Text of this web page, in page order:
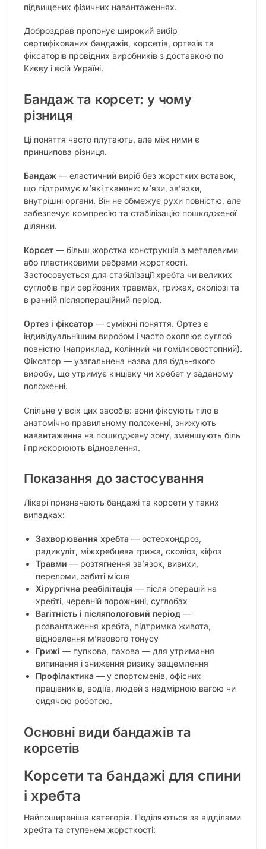
підвищених фізичних навантаженнях.
Доброздрав пропонує широкий вибір
сертифікованих бандажів, корсетів, ортезів та
фіксаторів провідних виробників з доставкою по
Києву і всій Україні.
Бандаж та корсет: у чому
різниця
Ці поняття часто плутають, але між ними є
принципова різниця.
Бандаж — еластичний виріб без жорстких вставок,
що підтримує м’які тканини: м’язи, зв’язки,
внутрішні органи. Він не обмежує рухи повністю, але
забезпечує компресію та стабілізацію пошкодженої
ділянки.
Корсет — більш жорстка конструкція з металевими
або пластиковими ребрами жорсткості.
Застосовується для стабілізації хребта чи великих
суглобів при серйозних травмах, грижах, сколіозі та
в ранній післяопераційний період.
Ортез і фіксатор — суміжні поняття. Ортез є
індивідуальнішим виробом і часто охоплює суглоб
повністю (наприклад, колінний чи гомілковостопний).
Фіксатор — узагальнена назва для будь-якого
виробу, що утримує кінцівку чи хребет у заданому
положенні.
Спільне у всіх цих засобів: вони фіксують тіло в
анатомічно правильному положенні, знижують
навантаження на пошкоджену зону, зменшують біль
і прискорюють відновлення.
Показання до застосування
Лікарі призначають бандажі та корсети у таких
випадках:
Захворювання хребта — остеохондроз,
радикуліт, міжхребцева грижа, сколіоз, кіфоз
Травми — розтягнення зв’язок, вивихи,
переломи, забиті місця
Хірургічна реабілітація — після операцій на
хребті, черевній порожнині, суглобах
Вагітність і післяпологовий період —
розвантаження хребта, підтримка живота,
відновлення м’язового тонусу
Грижі — пупкова, пахова — для утримання
випинання і зниження ризику защемлення
Профілактика — у спортсменів, офісних
працівників, водіїв, людей з надмірною вагою чи
сидячою роботою.
Основні види бандажів та
корсетів
Корсети та бандажі для спини
і хребта
Найпоширеніша категорія. Поділяються за відділами
хребта та ступенем жорсткості: